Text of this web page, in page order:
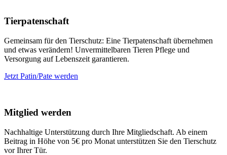
Tierpatenschaft
Gemeinsam für den Tierschutz: Eine Tierpatenschaft übernehmen
und etwas verändern! Unvermittelbaren Tieren Pflege und
Versorgung auf Lebenszeit garantieren.
Jetzt Patin/Pate werden
Mitglied werden
Nachhaltige Unterstützung durch Ihre Mitgliedschaft. Ab einem
Beitrag in Höhe von 5€ pro Monat unterstützen Sie den Tierschutz
vor Ihrer Tür.